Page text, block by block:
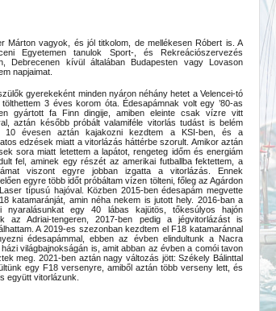
Márton vagyok, és jól titkolom, de mellékesen Róbert is. A
Egyetemen tanulok Sport-, és Rekreációszervezés
Debrecenen kívül általában Budapesten vagy Lovason
napjaimat.
gyerekeként minden nyáron néhány hetet a Velencei-tó
tölthettem 3 éves korom óta. Édesapámnak volt egy ’80-as
gyártott fa Finn dingije, amiben eleinte csak vízre vitt
aztán később próbált valamiféle vitorlás tudást is belém
10 évesen aztán kajakozni kezdtem a KSI-ben, és a
edzések miatt a vitorlázás háttérbe szorult. Amikor aztán
sora miatt letettem a lapátot, rengeteg időm és energiám
fel, aminek egy részét az amerikai futballba fektettem, a
viszont egyre jobban izgatta a vitorlázás. Ennek
egyre több időt próbáltam vízen tölteni, főleg az Agárdon
típusú hajóval. Közben 2015-ben édesapám megvette
katamaránját, amin néha nekem is jutott hely. 2016-ban a
nyaralásunkat egy 40 lábas kajütös, tőkesúlyos hajón
az Adriai-tengeren, 2017-ben pedig a jégvitorlázást is
A 2019-es szezonban kezdtem el F18 katamaránnal
édesapámmal, ebben az évben elindultunk a Nacra
világbajnokságán is, amit abban az évben a comói tavon
meg. 2021-ben aztán nagy változás jött: Székely Bálinttal
egy F18 versenyre, amiből aztán több verseny lett, és
együtt vitorlázunk.